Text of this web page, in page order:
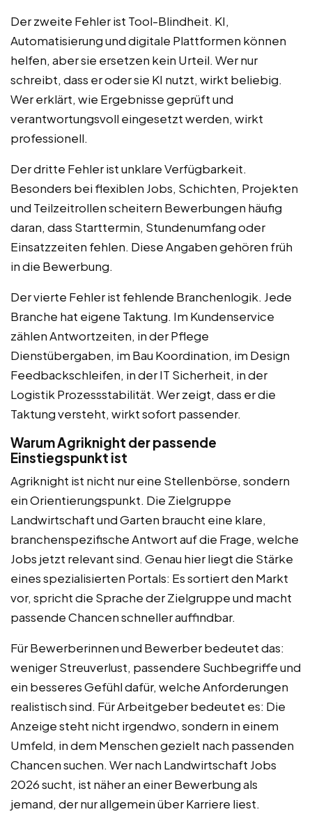
Der zweite Fehler ist Tool-Blindheit. KI,
Automatisierung und digitale Plattformen können
helfen, aber sie ersetzen kein Urteil. Wer nur
schreibt, dass er oder sie KI nutzt, wirkt beliebig.
Wer erklärt, wie Ergebnisse geprüft und
verantwortungsvoll eingesetzt werden, wirkt
professionell.
Der dritte Fehler ist unklare Verfügbarkeit.
Besonders bei flexiblen Jobs, Schichten, Projekten
und Teilzeitrollen scheitern Bewerbungen häufig
daran, dass Starttermin, Stundenumfang oder
Einsatzzeiten fehlen. Diese Angaben gehören früh
in die Bewerbung.
Der vierte Fehler ist fehlende Branchenlogik. Jede
Branche hat eigene Taktung. Im Kundenservice
zählen Antwortzeiten, in der Pflege
Dienstübergaben, im Bau Koordination, im Design
Feedbackschleifen, in der IT Sicherheit, in der
Logistik Prozessstabilität. Wer zeigt, dass er die
Taktung versteht, wirkt sofort passender.
Warum Agriknight der passende
Einstiegspunkt ist
Agriknight ist nicht nur eine Stellenbörse, sondern
ein Orientierungspunkt. Die Zielgruppe
Landwirtschaft und Garten braucht eine klare,
branchenspezifische Antwort auf die Frage, welche
Jobs jetzt relevant sind. Genau hier liegt die Stärke
eines spezialisierten Portals: Es sortiert den Markt
vor, spricht die Sprache der Zielgruppe und macht
passende Chancen schneller auffindbar.
Für Bewerberinnen und Bewerber bedeutet das:
weniger Streuverlust, passendere Suchbegriffe und
ein besseres Gefühl dafür, welche Anforderungen
realistisch sind. Für Arbeitgeber bedeutet es: Die
Anzeige steht nicht irgendwo, sondern in einem
Umfeld, in dem Menschen gezielt nach passenden
Chancen suchen. Wer nach Landwirtschaft Jobs
2026 sucht, ist näher an einer Bewerbung als
jemand, der nur allgemein über Karriere liest.